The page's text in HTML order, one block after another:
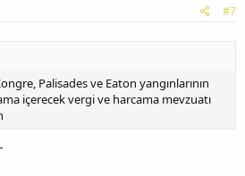
#7
Palisades ve Eaton yangınlarının
içerecek vergi ve harcama mevzuatı